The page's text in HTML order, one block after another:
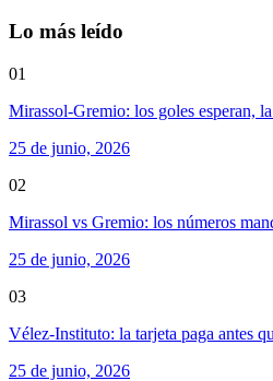
Lo más leído
01
Mirassol-Gremio: los goles esperan,
25 de junio, 2026
02
Mirassol vs Gremio: los números
25 de junio, 2026
03
Vélez-Instituto: la tarjeta paga antes
25 de junio, 2026